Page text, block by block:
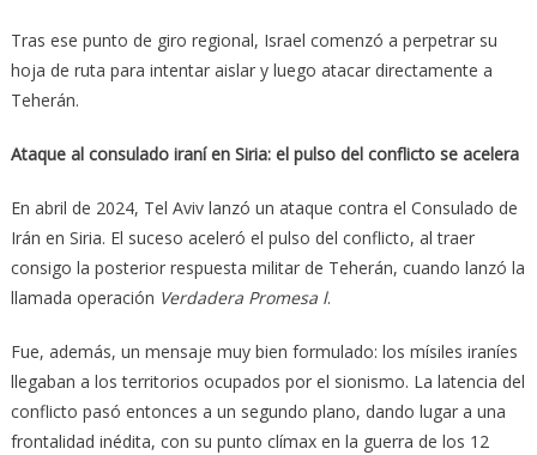
Tras ese punto de giro regional, Israel comenzó a perpetrar su
hoja de ruta para intentar aislar y luego atacar directamente a
Teherán.
Ataque al consulado iraní en Siria: el pulso del conflicto se acelera
En abril de 2024, Tel Aviv lanzó un ataque contra el Consulado de
Irán en Siria. El suceso aceleró el pulso del conflicto, al traer
consigo la posterior respuesta militar de Teherán, cuando lanzó la
llamada operación Verdadera Promesa l.
Fue, además, un mensaje muy bien formulado: los mísiles iraníes
llegaban a los territorios ocupados por el sionismo. La latencia del
conflicto pasó entonces a un segundo plano, dando lugar a una
frontalidad inédita, con su punto clímax en la guerra de los 12